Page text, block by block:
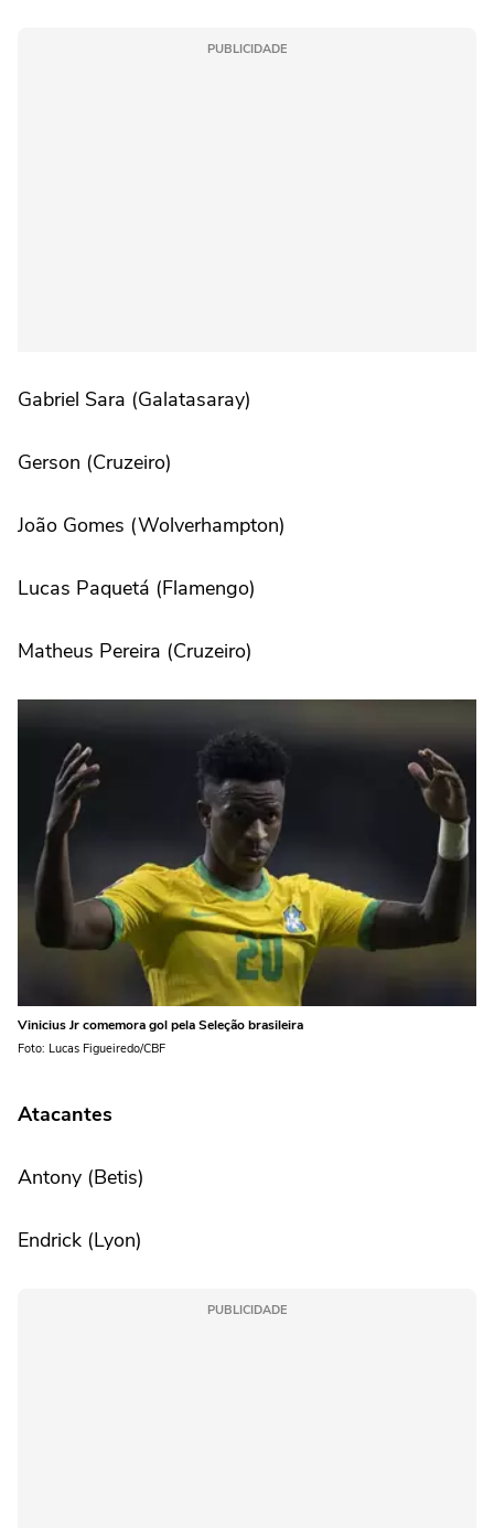
PUBLICIDADE
Gabriel Sara (Galatasaray)
Gerson (Cruzeiro)
João Gomes (Wolverhampton)
Lucas Paquetá (Flamengo)
Matheus Pereira (Cruzeiro)
Vinicius Jr comemora gol pela Seleção brasileira
Foto: Lucas Figueiredo/CBF
Atacantes
Antony (Betis)
Endrick (Lyon)
PUBLICIDADE